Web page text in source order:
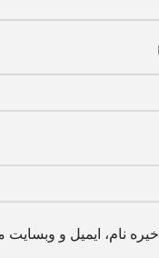
نام، ایمیل و